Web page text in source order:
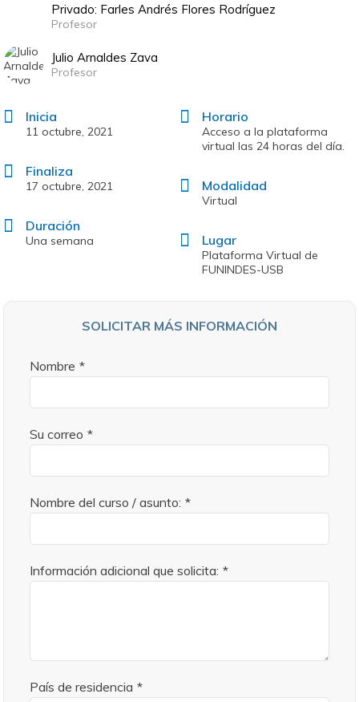
Privado: Farles Andrés Flores Rodríguez
Profesor
Julio Arnaldes Zava
Profesor
Inicia
11 octubre, 2021
Finaliza
17 octubre, 2021
Duración
Una semana
Horario
Acceso a la plataforma
virtual las 24 horas del día.
Modalidad
Virtual
Lugar
Plataforma Virtual de
FUNINDES-USB
SOLICITAR MÁS INFORMACIÓN
Nombre *
Su correo *
Nombre del curso / asunto: *
Información adicional que solicita: *
País de residencia *